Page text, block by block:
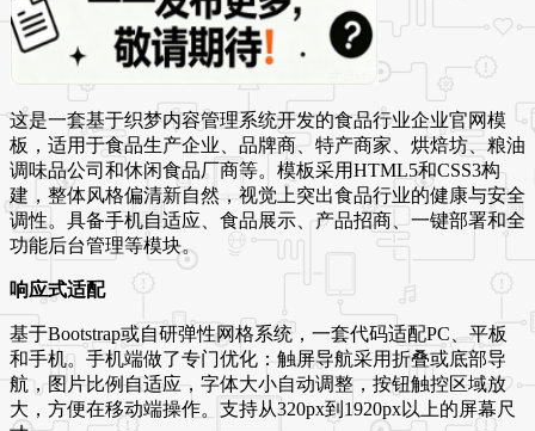
这是一套基于织梦内容管理系统开发的食品行业企业官网模
板，适用于食品生产企业、品牌商、特产商家、烘焙坊、粮油
调味品公司和休闲食品厂商等。模板采用HTML5和CSS3构
建，整体风格偏清新自然，视觉上突出食品行业的健康与安全
调性。具备手机自适应、食品展示、产品招商、一键部署和全
功能后台管理等模块。
响应式适配
基于Bootstrap或自研弹性网格系统，一套代码适配PC、平板
和手机。手机端做了专门优化：触屏导航采用折叠或底部导
航，图片比例自适应，字体大小自动调整，按钮触控区域放
大，方便在移动端操作。支持从320px到1920px以上的屏幕尺